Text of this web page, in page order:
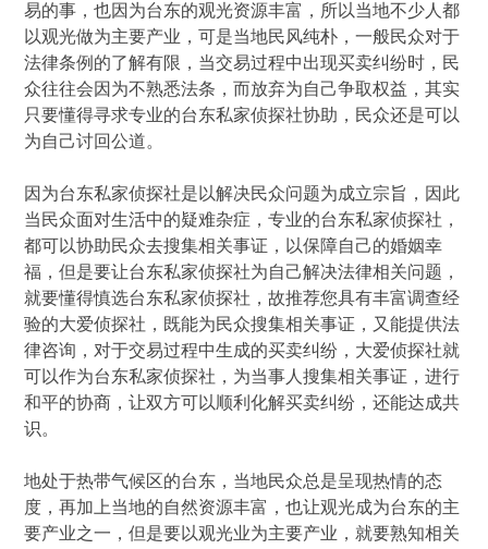
易的事，也因为台东的观光资源丰富，所以当地不少人都
以观光做为主要产业，可是当地民风纯朴，一般民众对于
法律条例的了解有限，当交易过程中出现买卖纠纷时，民
众往往会因为不熟悉法条，而放弃为自己争取权益，其实
只要懂得寻求专业的台东私家侦探社协助，民众还是可以
为自己讨回公道。
因为台东私家侦探社是以解决民众问题为成立宗旨，因此
当民众面对生活中的疑难杂症，专业的台东私家侦探社，
都可以协助民众去搜集相关事证，以保障自己的婚姻幸
福，但是要让台东私家侦探社为自己解决法律相关问题，
就要懂得慎选台东私家侦探社，故推荐您具有丰富调查经
验的大爱侦探社，既能为民众搜集相关事证，又能提供法
律咨询，对于交易过程中生成的买卖纠纷，大爱侦探社就
可以作为台东私家侦探社，为当事人搜集相关事证，进行
和平的协商，让双方可以顺利化解买卖纠纷，还能达成共
识。
地处于热带气候区的台东，当地民众总是呈现热情的态
度，再加上当地的自然资源丰富，也让观光成为台东的主
要产业之一，但是要以观光业为主要产业，就要熟知相关